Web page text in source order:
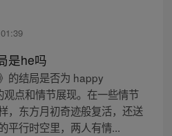
是he吗
的结局是否为 happy
点和情节展现。在一些情节
，东方月初奇迹般复活，还送
平行时空里，两人有情...